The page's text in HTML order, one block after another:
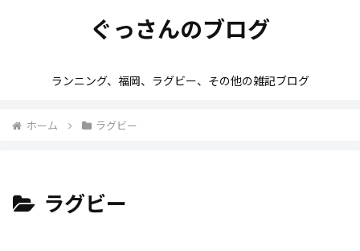
ぐっさんのブログ
ランニング、福岡、ラグビー、その他の雑記ブログ
ホーム ラグビー
ラグビー